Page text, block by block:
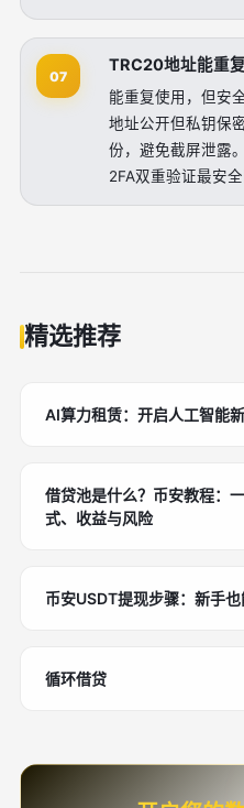
07
TRC20地址能重
能重复使用，但安
地址公开但私钥保
份，避免截屏泄露
2FA双重验证最安
精选推荐
AI算力租赁：开启人工智能
借贷池是什么？币安教程：
式、收益与风险
币安USDT提现步骤：新手
循环借贷